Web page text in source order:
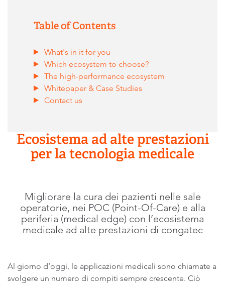
Table of Contents
What's in it for you
Which ecosystem to choose?
The high-performance ecosystem
Whitepaper & Case Studies
Contact us
Ecosistema ad alte prestazioni
per la tecnologia medicale
Migliorare la cura dei pazienti nelle sale
operatorie, nei POC (Point-Of-Care) e alla
periferia (medical edge) con l’ecosistema
medicale ad alte prestazioni di congatec
Al giorno d’oggi, le applicazioni medicali sono chiamate a
svolgere un numero di compiti sempre crescente. Ciò